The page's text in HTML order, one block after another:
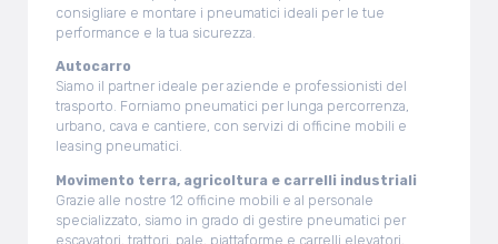
consigliare e montare i pneumatici ideali per le tue
performance e la tua sicurezza.
Autocarro
Siamo il partner ideale per aziende e professionisti del
trasporto. Forniamo pneumatici per lunga percorrenza,
urbano, cava e cantiere, con servizi di officine mobili e
leasing pneumatici.
Movimento terra, agricoltura e carrelli industriali
Grazie alle nostre 12 officine mobili e al personale
specializzato, siamo in grado di gestire pneumatici per
escavatori, trattori, pale, piattaforme e carrelli elevatori,